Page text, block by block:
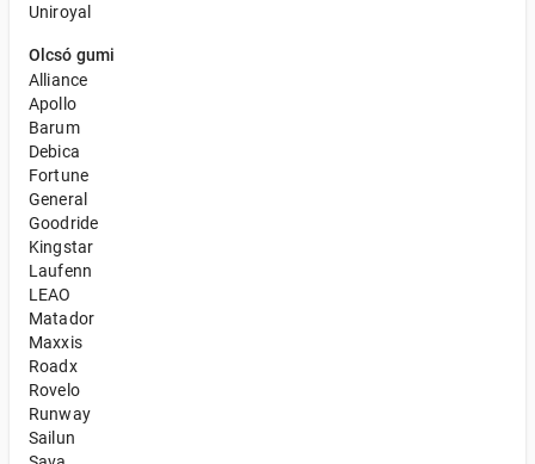
Uniroyal
Olcsó gumi
Alliance
Apollo
Barum
Debica
Fortune
General
Goodride
Kingstar
Laufenn
LEAO
Matador
Maxxis
Roadx
Rovelo
Runway
Sailun